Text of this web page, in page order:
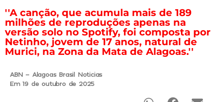
''A canção, que acumula mais de 189
milhões de reproduções apenas na
versão solo no Spotify, foi composta por
Netinho, jovem de 17 anos, natural de
Murici, na Zona da Mata de Alagoas.''
ABN - Alagoas Brasil Noticias
Em 19 de outubro de 2025